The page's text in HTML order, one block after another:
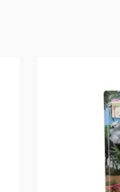
e certificado de